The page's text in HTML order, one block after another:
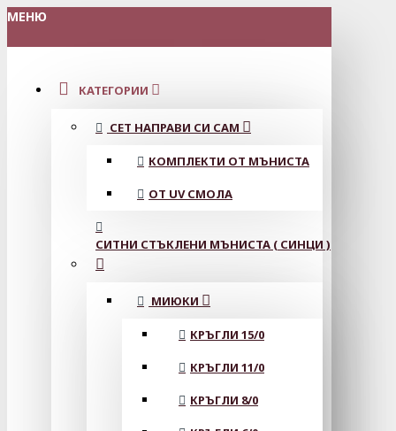
МЕНЮ
КАТЕГОРИИ
СЕТ НАПРАВИ СИ САМ
КОМПЛЕКТИ ОТ МЪНИСТА
ОТ UV СМОЛА
СИТНИ СТЪКЛЕНИ МЪНИСТА ( СИНЦИ )
МИЮКИ
КРЪГЛИ 15/0
КРЪГЛИ 11/0
КРЪГЛИ 8/0